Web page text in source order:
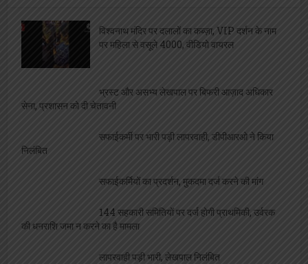
विश्वनाथ मंदिर पर दलालों का कब्ज़ा, VIP दर्शन के नाम
पर महिला से वसूले 4000, वीडियो वायरल
भ्रस्ट और असभ्य लेखपाल पर बिफरी आज़ाद अधिकार
सेना, प्रशासन को दी चेतावनी
सफाईकर्मी पर भारी पड़ी लापरवाही, डीपीआरओ ने किया
निलंबित
सफाईकर्मियों का प्रदर्शन, मुकदमा दर्ज करने की मांग
144 सहकारी समितियों पर दर्ज होगी प्राथमिकी, उर्वरक
की धनराशि जमा न करने का है मामला
लापरवाही पड़ी भारी, लेखपाल निलंबित